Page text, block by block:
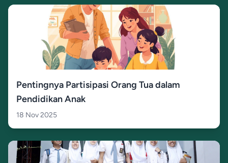
Pentingnya Partisipasi Orang Tua dalam
Pendidikan Anak
18 Nov 2025